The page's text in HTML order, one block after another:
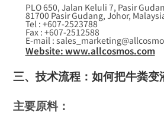
PLO 650, Jalan Keluli 7, Pasir
81700 Pasir Gudang, Johor,
Tel : +607-2523788
Fax : +607-2512588
E-mail :
Website: www.allcosmos.com
三、技术流程：如何把牛粪变
主要原料：